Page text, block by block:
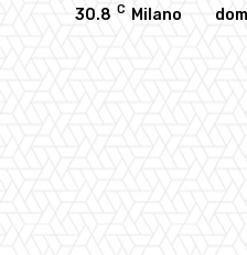
30.8 C Milano